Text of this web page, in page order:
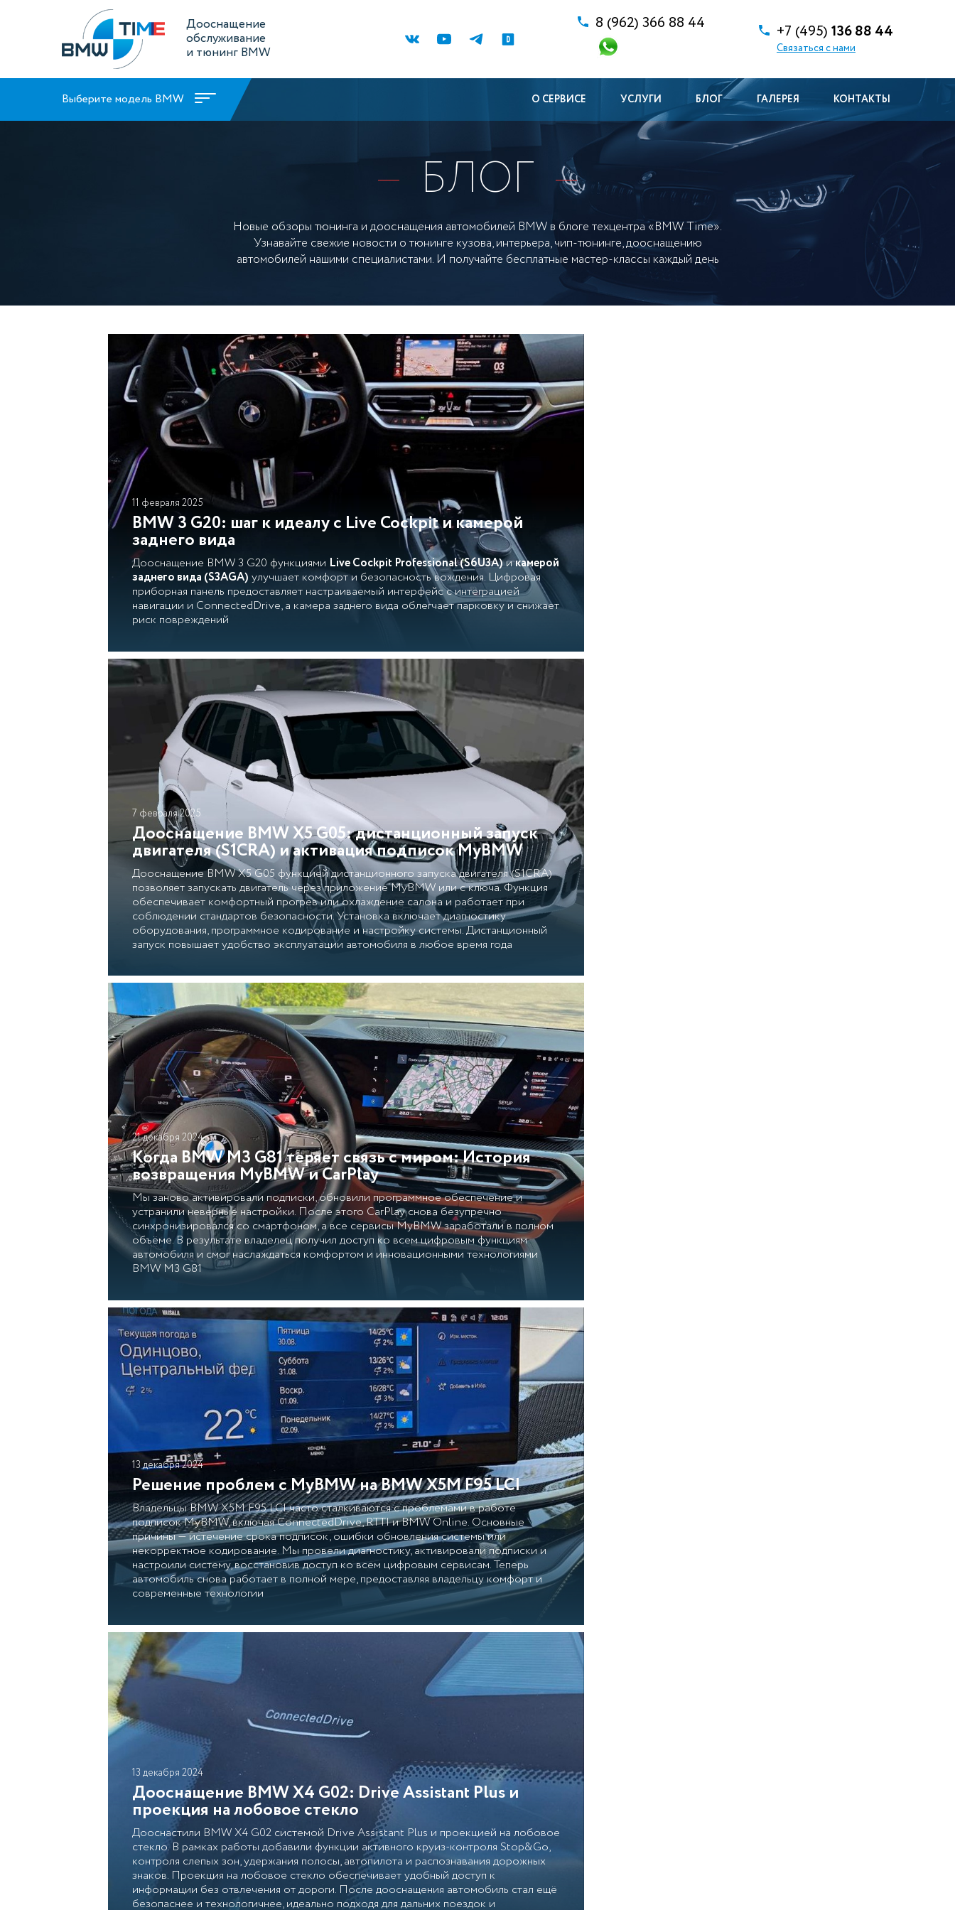
Дооснащение
обслуживание
и тюнинг BMW
8 (962) 366 88 44 +7 (495) 136 88 44
Связаться с нами
Выберите модель BMW О СЕРВИСЕ УСЛУГИ БЛОГ ГАЛЕРЕЯ КОНТАКТЫ
БЛОГ
Новые обзоры тюнинга и дооснащения автомобилей BMW в блоге техцентра «BMW Time».
Узнавайте свежие новости о тюнинге кузова, интерьера, чип-тюнинге, дооснащению
автомобилей нашими специалистами. И получайте бесплатные мастер-классы каждый день
11 февраля 2025
BMW 3 G20: шаг к идеалу с Live Cockpit и камерой
заднего вида
Дооснащение BMW 3 G20 функциями Live Cockpit Professional (S6U3A)икамерой
заднего вида (S3AGA) улучшает комфорт и безопасность вождения. Цифровая
приборная панель предоставляет настраиваемый интерфейс с интеграцией
навигации и ConnectedDrive, а камера заднего вида облегчает парковку и снижает
риск повреждений
7 февраля 2025
Дооснащение BMW X5 G05: дистанционный запуск
двигателя (S1CRA) и активация подписок MyBMW
Дооснащение BMW X5 G05 функцией дистанционного запуска двигателя (S1CRA)
позволяет запускать двигатель через приложение MyBMW или с ключа. Функция
обеспечивает комфортный прогрев или охлаждение салона и работает при
соблюдении стандартов безопасности. Установка включает диагностику
оборудования, программное кодирование и настройку системы. Дистанционный
запуск повышает удобство эксплуатации автомобиля в любое время года
21 декабря 2024
Когда BMW M3 G81 теряет связь с миром: История
возвращения MyBMW и CarPlay
Мы заново активировали подписки, обновили программное обеспечение и
устранили неверные настройки. После этого CarPlay снова безупречно
синхронизировался со смартфоном, а все сервисы MyBMW заработали в полном
объёме. В результате владелец получил доступ ко всем цифровым функциям
автомобиля и смог наслаждаться комфортом и инновационными технологиями
BMW M3 G81
13 декабря 2024
Решение проблем с MyBMW на BMW X5M F95 LCI
Владельцы BMW X5M F95 LCI часто сталкиваются с проблемами в работе
подписок MyBMW, включая ConnectedDrive, RTTI и BMW Online. Основные
причины — истечение срока подписок, ошибки обновления системы или
некорректное кодирование. Мы провели диагностику, активировали подписки и
настроили систему, восстановив доступ ко всем цифровым сервисам. Теперь
автомобиль снова работает в полной мере, предоставляя владельцу комфорт и
современные технологии
13 декабря 2024
Дооснащение BMW X4 G02: Drive Assistant Plus и
проекция на лобовое стекло
Дооснастили BMW X4 G02 системой Drive Assistant Plus и проекцией на лобовое
стекло. В рамках работы добавили функции активного круиз-контроля Stop&Go,
контроля слепых зон, удержания полосы, автопилота и распознавания дорожных
знаков. Проекция на лобовое стекло обеспечивает удобный доступ к
информации без отвлечения от дороги. После дооснащения автомобиль стал ещё
безопаснее и технологичнее, идеально подходя для дальних поездок и